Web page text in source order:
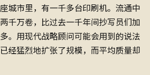
城市里，有一千多台印刷机。流通中
千万卷，比过去一千年间抄写员们加
。用现代战略顾问可能会用到的说法
经猛烈地扩张了规模，而平均质量却